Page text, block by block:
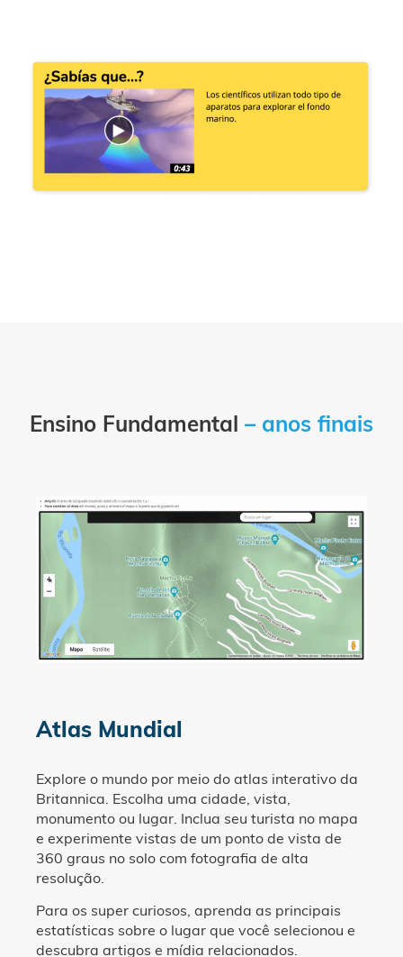
Ensino Fundamental – anos finais
Atlas Mundial
Explore o mundo por meio do atlas interativo da
Britannica. Escolha uma cidade, vista,
monumento ou lugar. Inclua seu turista no mapa
e experimente vistas de um ponto de vista de
360 graus no solo com fotografia de alta
resolução.
Para os super curiosos, aprenda as principais
estatísticas sobre o lugar que você selecionou e
descubra artigos e mídia relacionados.